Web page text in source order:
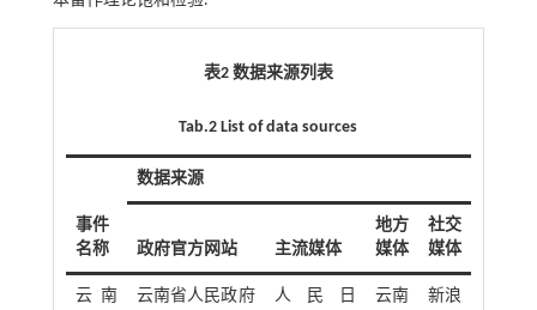
表2 数据来源列表
Tab.2 List of data sources
事件
名称
数据来源
政府官方网站 主流媒体
地方
媒体
社交
媒体
云南
云南省人民政府
人民日
云南
新浪